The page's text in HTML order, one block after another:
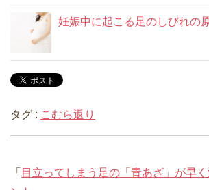
妊娠中に起こる足のしびれの
タグ : こむら返り
「 目立ってしまう足の「青あざ」が早